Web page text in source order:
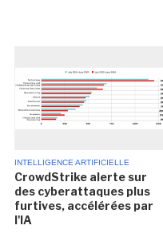
INTELLIGENCE ARTIFICIELLE
CrowdStrike alerte sur
des cyberattaques plus
furtives, accélérées par
l'IA